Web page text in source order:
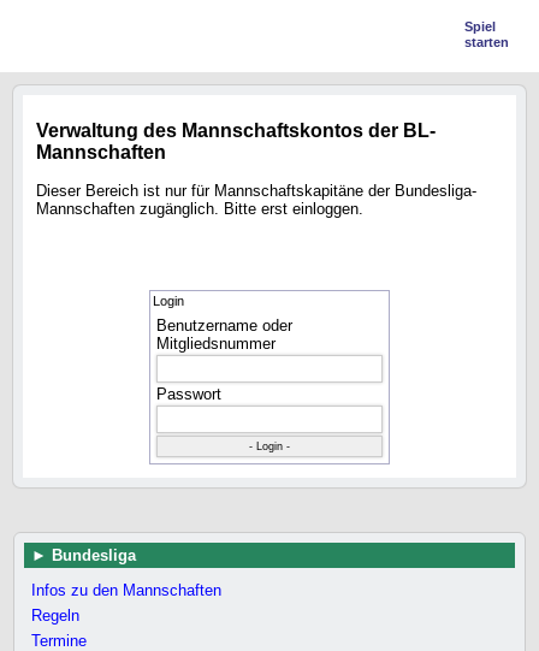
Spiel
starten
Verwaltung des Mannschaftskontos der BL-
Mannschaften
Dieser Bereich ist nur für Mannschaftskapitäne der Bundesliga-
Mannschaften zugänglich. Bitte erst einloggen.
Login
Benutzername oder
Mitgliedsnummer
Passwort
Bundesliga
Infos zu den Mannschaften
Regeln
Termine